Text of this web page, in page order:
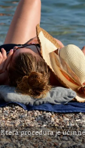
Která procedura je